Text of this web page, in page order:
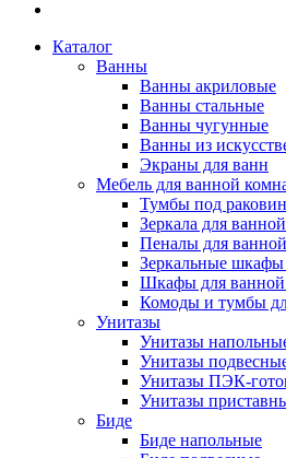
Каталог
Ванны
Ванны акриловые
Ванны стальные
Ванны чугунные
Ванны из
Экраны для ванн
Мебель для ванной
Тумбы под
Зеркала для
Пеналы для
Зеркальные
Шкафы для
Комоды и тумбы
Унитазы
Унитазы
Унитазы
Унитазы ПЭК-
Унитазы
Биде
Биде напольные